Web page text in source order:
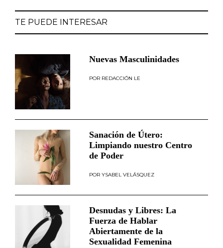
TE PUEDE INTERESAR
Nuevas Masculinidades
REDACCIÓN LE
Sanación de Útero:
Limpiando nuestro Centro
de Poder
YSABEL VELÁSQUEZ
Desnudas y Libres: La
Fuerza de Hablar
Abiertamente de la
Sexualidad Femenina